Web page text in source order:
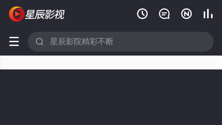
   
 